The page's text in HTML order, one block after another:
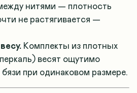
нитями — плотность
не растягивается —
Комплекты из плотных
весят ощутимо
при одинаковом размере.